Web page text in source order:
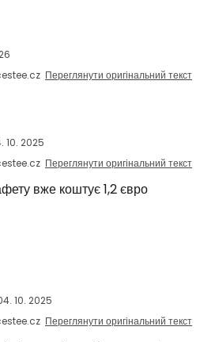
Переглянути оригінальний текст
10. 2025
Переглянути оригінальний текст
вже коштує 1,2 євро
10. 2025
Переглянути оригінальний текст